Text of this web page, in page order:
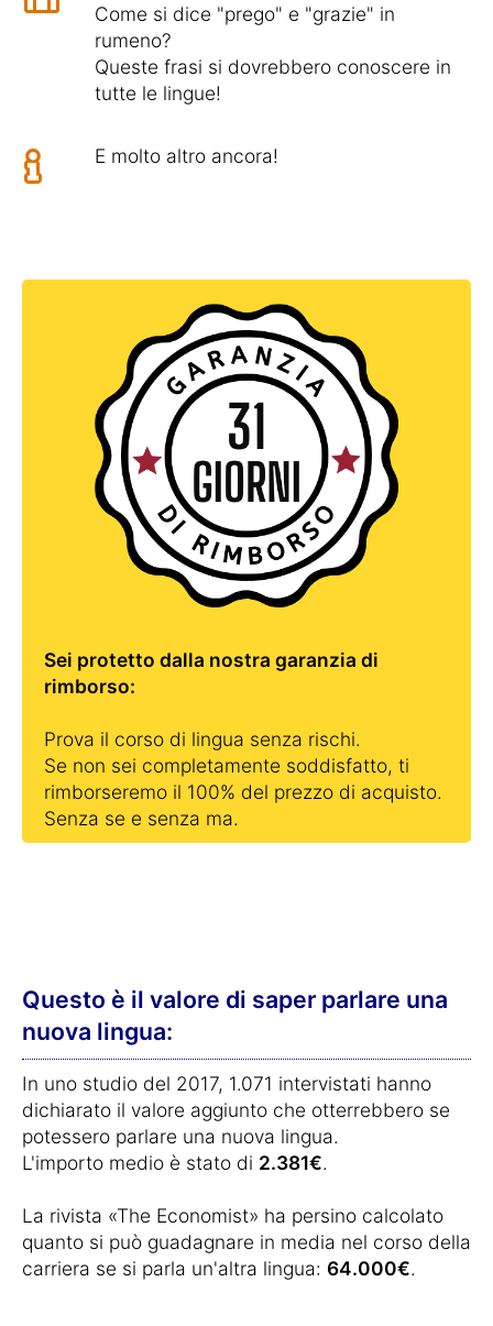
Come si dice "prego" e "grazie" in
rumeno?
Queste frasi si dovrebbero conoscere in
tutte le lingue!
E molto altro ancora!
Sei protetto dalla nostra garanzia di
rimborso:
Prova il corso di lingua senza rischi.
Se non sei completamente soddisfatto, ti
rimborseremo il 100% del prezzo di acquisto.
Senza se e senza ma.
Questo è il valore di saper parlare una
nuova lingua:
In uno studio del 2017, 1.071 intervistati hanno
dichiarato il valore aggiunto che otterrebbero se
potessero parlare una nuova lingua.
L'importo medio è stato di 2.381€.
La rivista «The Economist» ha persino calcolato
quanto si può guadagnare in media nel corso della
carriera se si parla un'altra lingua: 64.000€.